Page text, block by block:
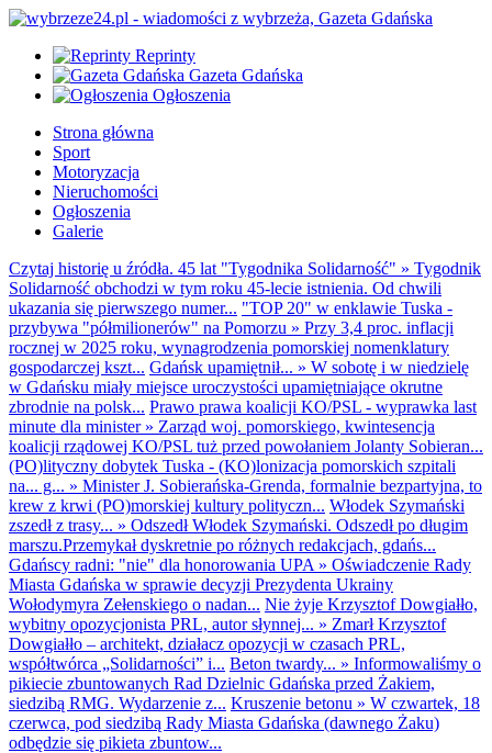
Reprinty
Gazeta Gdańska
Ogłoszenia
Strona główna
Sport
Motoryzacja
Nieruchomości
Ogłoszenia
Galerie
Czytaj historię u źródła. 45 lat "Tygodnika Solidarność" » Tygodnik
Solidarność obchodzi w tym roku 45-lecie istnienia. Od chwili
ukazania się pierwszego numer... "TOP 20" w enklawie Tuska -
przybywa "półmilionerów" na Pomorzu » Przy 3,4 proc. inflacji
rocznej w 2025 roku, wynagrodzenia pomorskiej nomenklatury
gospodarczej kszt... Gdańsk upamiętnił... » W sobotę i w niedzielę
w Gdańsku miały miejsce uroczystości upamiętniające okrutne
zbrodnie na polsk... Prawo prawa koalicji KO/PSL - wyprawka last
minute dla minister» Zarząd woj. pomorskiego, kwintesencja
koalicji rządowej KO/PSL tuż przed powołaniem Jolanty Sobieran...
(PO)lityczny dobytek Tuska - (KO)lonizacja pomorskich szpitali
na... g... » Minister J. Sobierańska-Grenda, formalnie bezpartyjna, to
krew z krwi (PO)morskiej kultury polityczn... Włodek Szymański
zszedł z trasy... » Odszedł Włodek Szymański. Odszedł po długim
marszu.Przemykał dyskretnie po różnych redakcjach, gdańs...
Gdańscy radni: "nie" dla honorowania UPA » Oświadczenie Rady
Miasta Gdańska w sprawie decyzji Prezydenta Ukrainy
Wołodymyra Zełenskiego o nadan... Nie żyje Krzysztof Dowgiałło,
wybitny opozycjonista PRL, autor słynnej... » Zmarł Krzysztof
Dowgiałło – architekt, działacz opozycji w czasach PRL,
współtwórca „Solidarności” i... Beton twardy... » Informowaliśmy o
pikiecie zbuntowanych Rad Dzielnic Gdańska przed Żakiem,
siedzibą RMG. Wydarzenie z... Kruszenie betonu » W czwartek, 18
czerwca, pod siedzibą Rady Miasta Gdańska (dawnego Żaku)
odbędzie się pikieta zbuntow...